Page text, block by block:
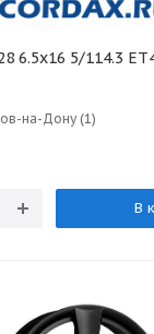
6.5x16 5/114.3
на-Дону (1)
В